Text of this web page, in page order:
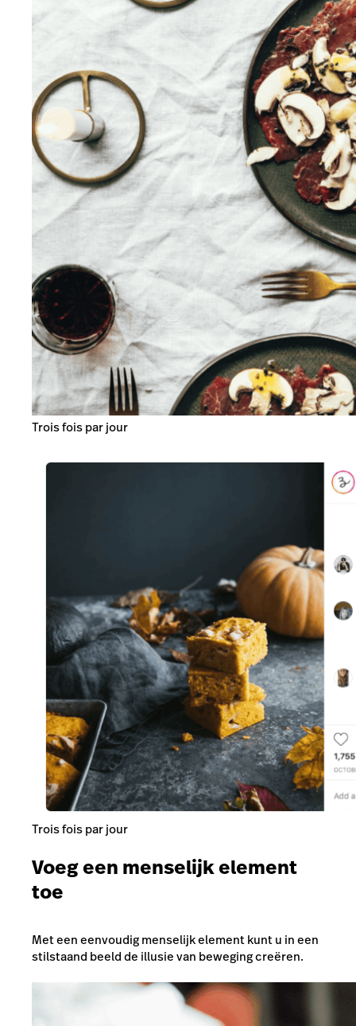
Trois fois par jour
Trois fois par jour
Voeg een menselijk element
toe
Met een eenvoudig menselijk element kunt u in een
stilstaand beeld de illusie van beweging creëren.